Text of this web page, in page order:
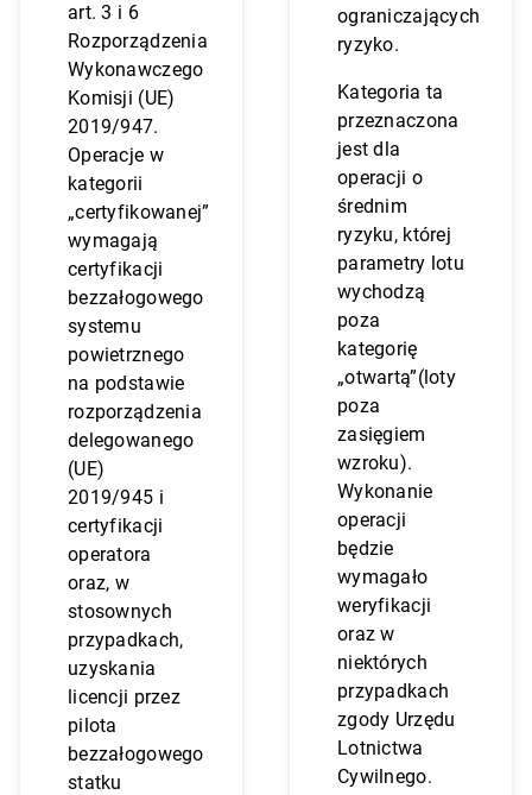
art. 3 i 6
Rozporządzenia
Wykonawczego
Komisji (UE)
2019/947.
Operacje w
kategorii
„certyfikowanej”
wymagają
certyfikacji
bezzałogowego
systemu
powietrznego
na podstawie
rozporządzenia
delegowanego
(UE)
2019/945 i
certyfikacji
operatora
oraz, w
stosownych
przypadkach,
uzyskania
licencji przez
pilota
bezzałogowego
statku
ograniczających
ryzyko.
Kategoria ta
przeznaczona
jest dla
operacji o
średnim
ryzyku, której
parametry lotu
wychodzą
poza
kategorię
„otwartą”(loty
poza
zasięgiem
wzroku).
Wykonanie
operacji
będzie
wymagało
weryfikacji
oraz w
niektórych
przypadkach
zgody Urzędu
Lotnictwa
Cywilnego.